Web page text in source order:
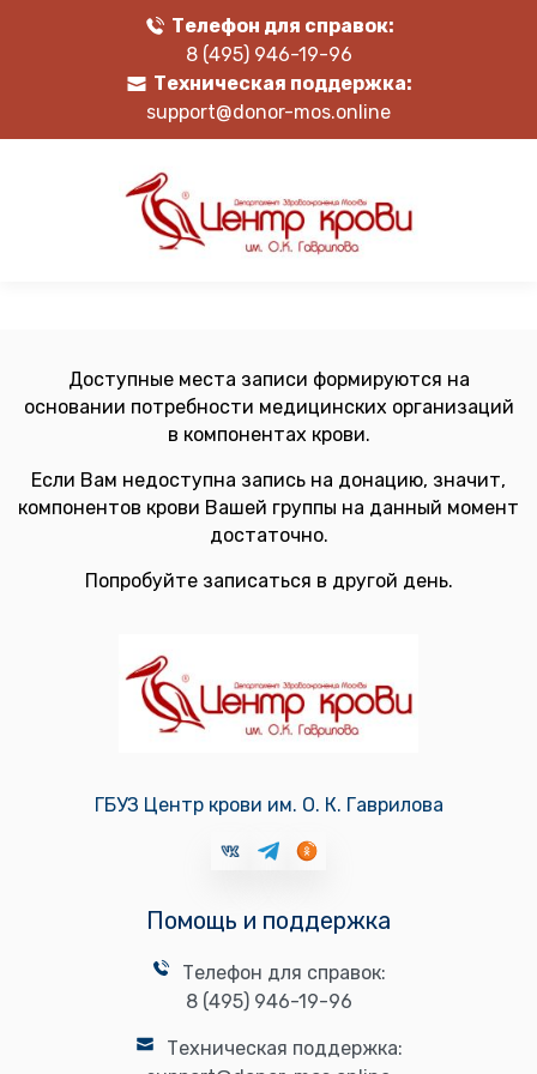
Телефон для справок:
8 (495) 946-19-96
Техническая поддержка:
support@donor-mos.online
Доступные места записи формируются на
основании потребности медицинских организаций
в компонентах крови.
Если Вам недоступна запись на донацию, значит,
компонентов крови Вашей группы на данный момент
достаточно.
Попробуйте записаться в другой день.
ГБУЗ Центр крови им. О. К. Гаврилова
Помощь и поддержка
Телефон для справок:
8 (495) 946-19-96
Техническая поддержка: